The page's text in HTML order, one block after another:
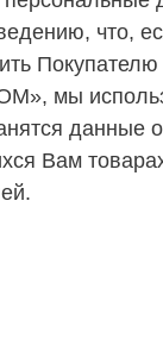
что,
мы
данные
Вам